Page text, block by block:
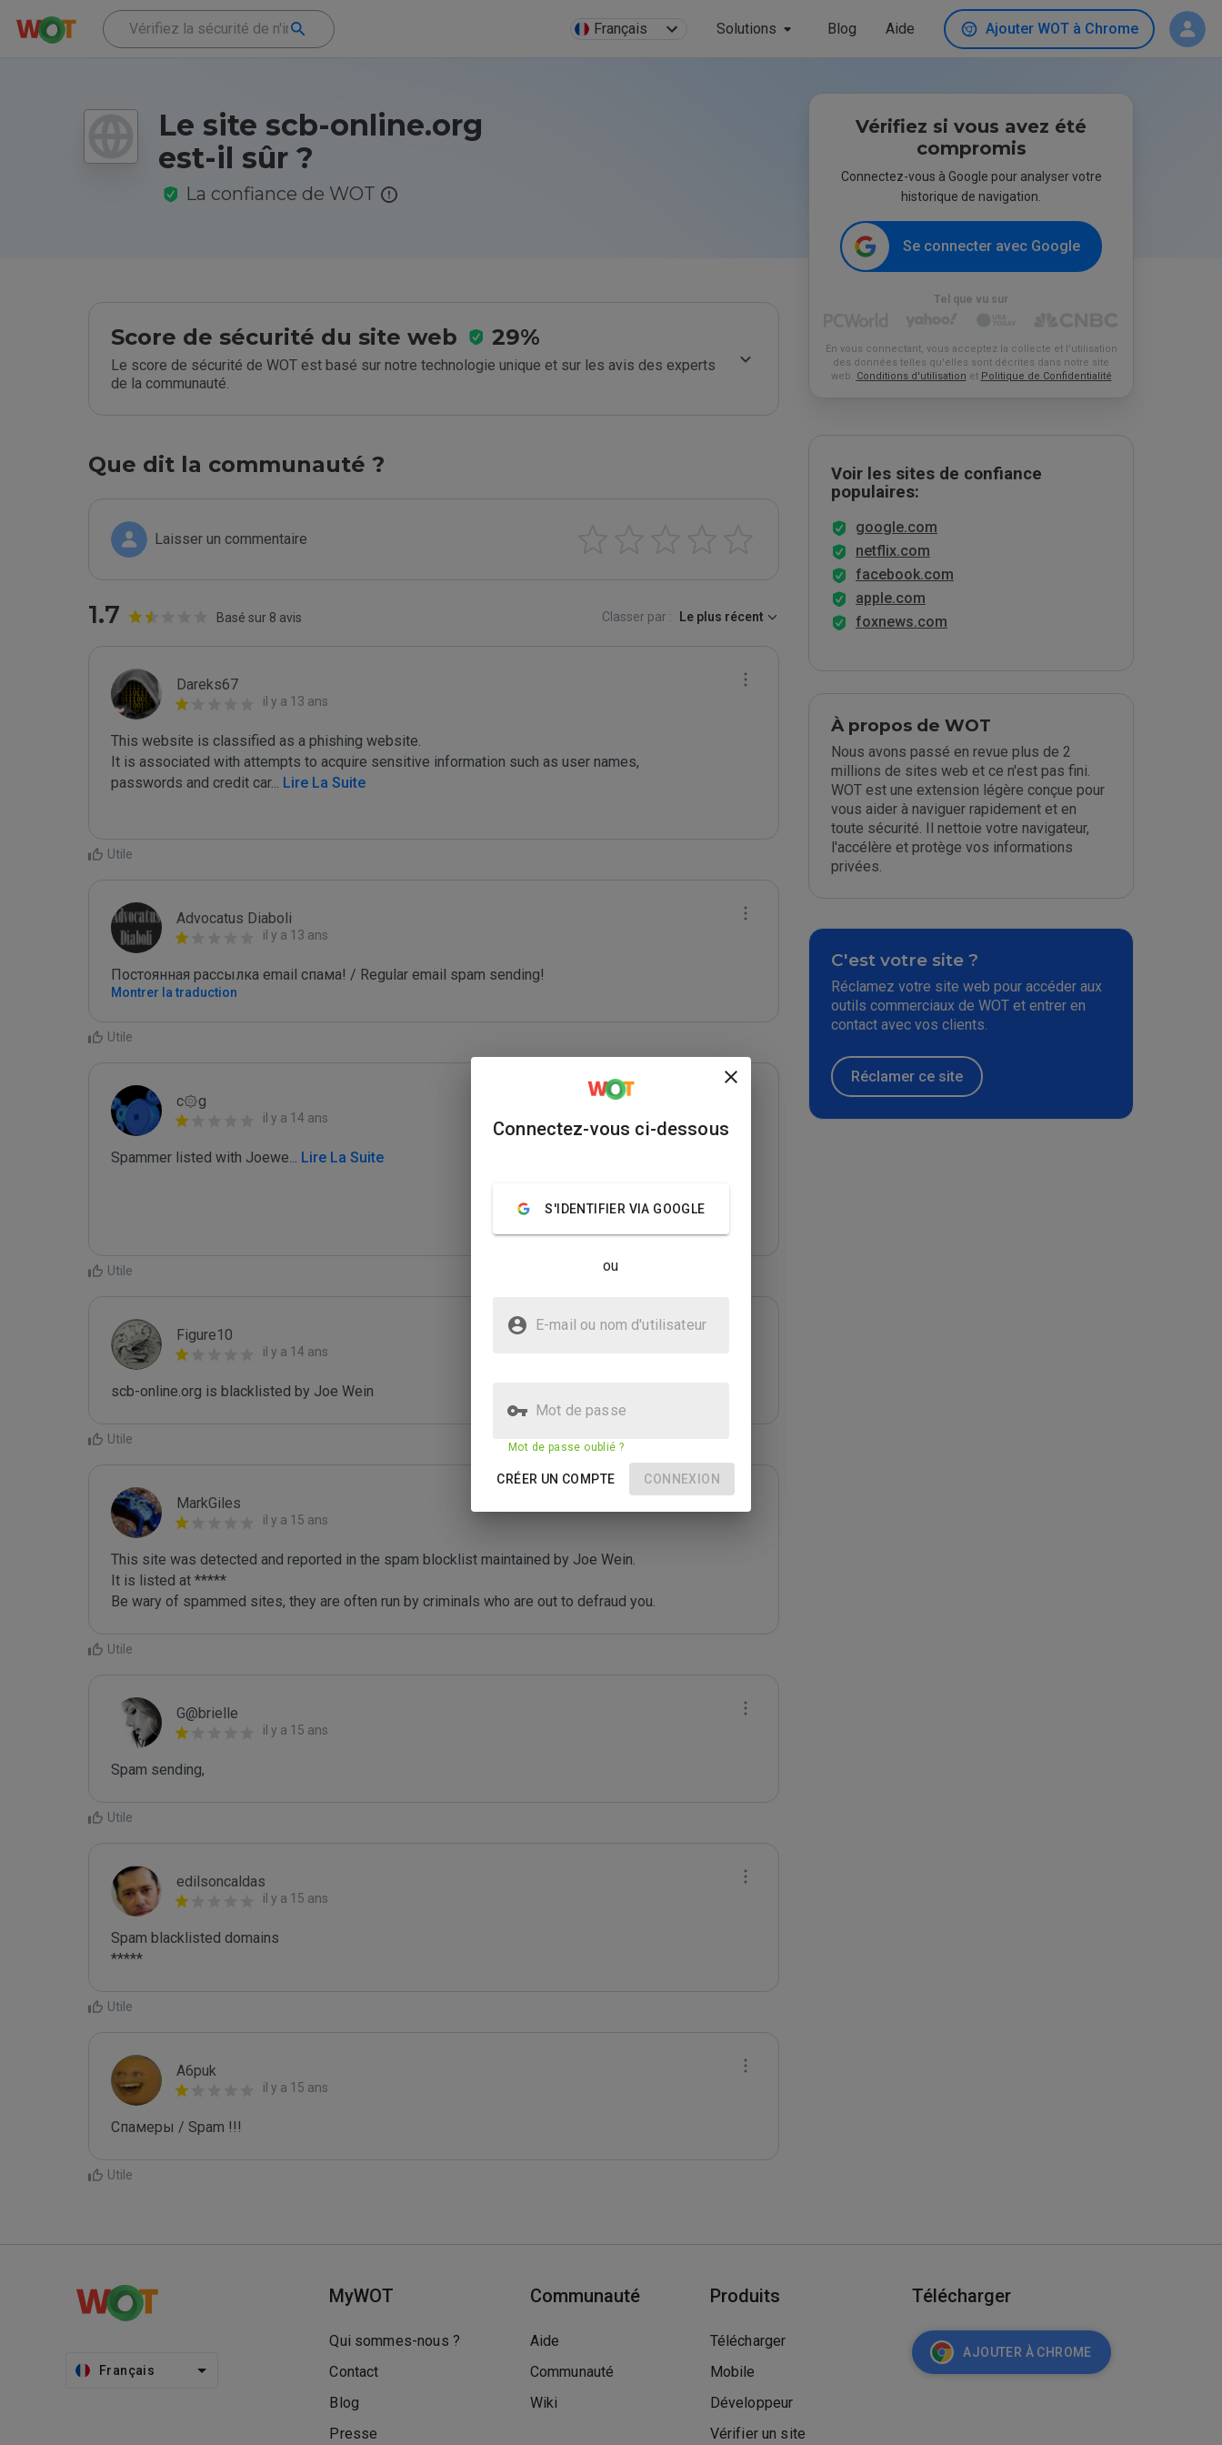
Français Solutions Blog Aide Ajouter WOT à Chrome
Le site scb-online.org
est-il sûr ?
La confiance de WOT
Score de sécurité du site web 29%
Le score de sécurité de WOT est basé sur notre technologie unique et sur les avis des experts
de la communauté.
Que dit la communauté ?
Laisser un commentaire
1.7 Basé sur 8 avis Classer par : Le plus récent
Dareks67
il y a 13 ans
This website is classified as a phishing website.
It is associated with attempts to acquire sensitive information such as user names,
passwords and credit car... Lire La Suite
Utile
Advocatus Diaboli
il y a 13 ans
Постоянная рассылка email спама! / Regular email spam sending!
Montrer la traduction
Utile
c۞g
il y a 14 ans
Spammer listed with Joewe... Lire La Suite
Utile
Figure10
il y a 14 ans
scb-online.org is blacklisted by Joe Wein
Utile
MarkGiles
il y a 15 ans
This site was detected and reported in the spam blocklist maintained by Joe Wein.
It is listed at *****
Be wary of spammed sites, they are often run by criminals who are out to defraud you.
Utile
G@brielle
il y a 15 ans
Spam sending,
Utile
edilsoncaldas
il y a 15 ans
Spam blacklisted domains
*****
Utile
A6puk
il y a 15 ans
Спамеры / Spam !!!
Utile
Vérifiez si vous avez été
compromis
Connectez-vous à Google pour analyser votre
historique de navigation.
Se connecter avec Google
Tel que vu sur
En vous connectant, vous acceptez la collecte et l'utilisation
des données telles qu'elles sont décrites dans notre site
web. Conditions d'utilisation et Politique de Confidentialité
Voir les sites de confiance
populaires:
google.com
netflix.com
facebook.com
apple.com
foxnews.com
À propos de WOT
Nous avons passé en revue plus de 2
millions de sites web et ce n'est pas fini.
WOT est une extension légère conçue pour
vous aider à naviguer rapidement et en
toute sécurité. Il nettoie votre navigateur,
l'accélère et protège vos informations
privées.
C'est votre site ?
Réclamez votre site web pour accéder aux
outils commerciaux de WOT et entrer en
contact avec vos clients.
Réclamer ce site
Français
MyWOT
Qui sommes-nous ?
Contact
Blog
Presse
Communauté
Aide
Communauté
Wiki
Produits
Télécharger
Mobile
Développeur
Vérifier un site
Télécharger
AJOUTER À CHROME
Connectez-vous ci-dessous
S'IDENTIFIER VIA GOOGLE
ou
E-mail ou nom d'utilisateur
Mot de passe
Mot de passe oublié ?
CRÉER UN COMPTE CONNEXION